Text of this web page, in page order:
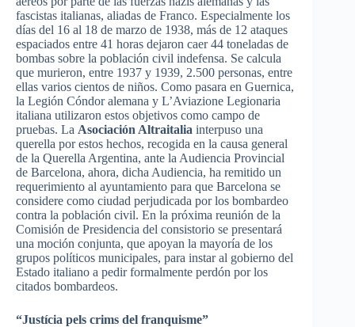
fascistas italianas, aliadas de Franco. Especialmente los
días del 16 al 18 de marzo de 1938, más de 12 ataques
espaciados entre 41 horas dejaron caer44 toneladas de
bombas sobre la población civil indefensa. Se calcula
que murieron, entre 1937 y 1939, 2.500 personas, entre
ellas varios cientos de niños. Como pasara en Guernica,
la Legión Cóndor alemana y L’Aviazione Legionaria
italiana utilizaron estos objetivos como campo de
pruebas. La Asociación Altraitalia interpuso una
querella por estos hechos, recogida en la causa general
de la Querella Argentina, ante la Audiencia Provincial
de Barcelona, ahora, dicha Audiencia, ha remitido un
requerimiento al ayuntamiento para que Barcelona se
considere como ciudad perjudicada por los bombardeo
contra la población civil. En la próxima reunión de la
Comisión de Presidencia del consistorio se presentará
una moción conjunta, que apoyan la mayoría de los
grupos políticos municipales, para instar al gobierno del
Estado italiano a pedir formalmente perdón por los
citados bombardeos.
“Justícia pels crims del franquisme”